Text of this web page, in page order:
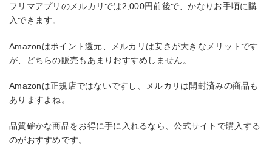
フリマアプリのメルカリでは2,000円前後で、かなりお手頃に購
入できます。
Amazonはポイント還元、メルカリは安さが大きなメリットです
が、どちらの販売もあまりおすすめしません。
Amazonは正規店ではないですし、メルカリは開封済みの商品も
ありますよね。
品質確かな商品をお得に手に入れるなら、公式サイトで購入する
のがおすすめです。